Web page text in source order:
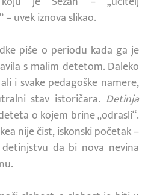
– uvek iznova slikao.
piše o periodu kada ga je
s malim detetom. Daleko
i svake pedagoške namere,
stav istoričara. Detinja
o kojem brine „odrasli“.
nije čist, iskonski početak –
da bi nova nevina